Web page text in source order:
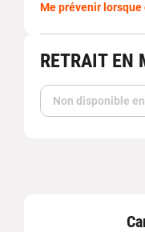
Me prévenir
RETRAIT EN
Non disponible